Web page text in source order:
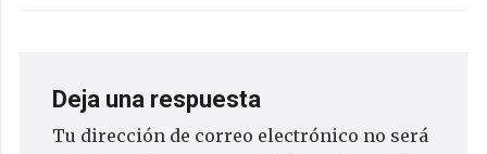
Deja una respuesta
Tu dirección de correo electrónico no será